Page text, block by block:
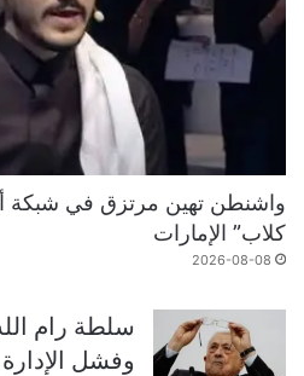
واشنطن تهين مرتزق في شبكة
كلاب” الإمارات
2026-08-08
سلطة رام
وفشل